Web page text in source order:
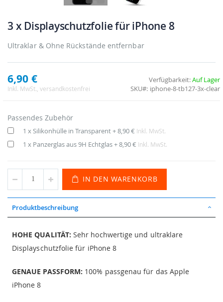
3 x Displayschutzfolie für iPhone 8
Ultraklar & Ohne Rückstände entfernbar
6,90 €
Inkl. MwSt. , versandkostenfrei
Verfügbarkeit:Auf Lager
SKU
iphone-8-tb127-3x-clear
Passendes Zubehör
1 x Silikonhülle in Transparent+8,90 € Inkl. MwSt.
1 x Panzerglas aus 9H Echtglas+8,90 € Inkl. MwSt.
IN DEN WARENKORB
Produktbeschreibung
HOHE QUALITÄT: Sehr hochwertige und ultraklare
Displayschutzfolie für iPhone 8
GENAUE PASSFORM: 100% passgenau für das Apple
iPhone 8